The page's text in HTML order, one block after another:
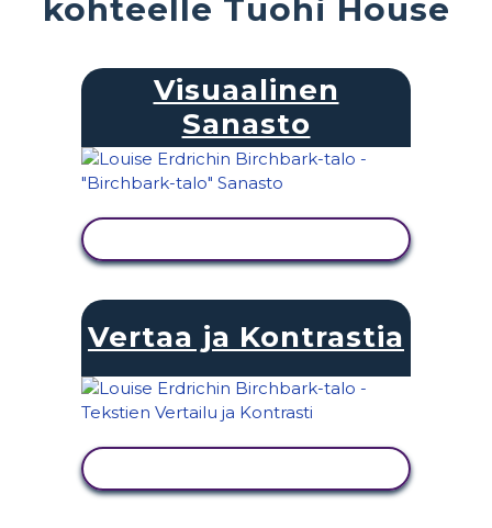
kohteelle Tuohi House
Visuaalinen
Sanasto
Vertaa ja Kontrastia